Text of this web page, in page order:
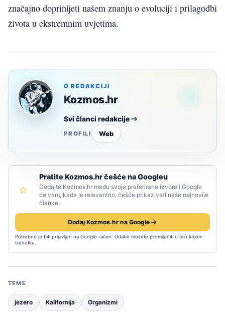
značajno doprinijeti našem znanju o evoluciji i prilagodbi
života u ekstremnim uvjetima.
O REDAKCIJI
Kozmos.hr
Svi članci redakcije
PROFILI Web
Pratite Kozmos.hr češće na Googleu
Dodajte Kozmos.hr među svoje preferirane izvore i Google
će vam, kada je relevantno, češće prikazivati naše najnovije
članke.
Dodaj Kozmos.hr na Google
Potrebno je biti prijavljen na Google račun. Odabir možete promijeniti u bilo kojem
trenutku.
TEME
jezero Kalifornija Organizmi